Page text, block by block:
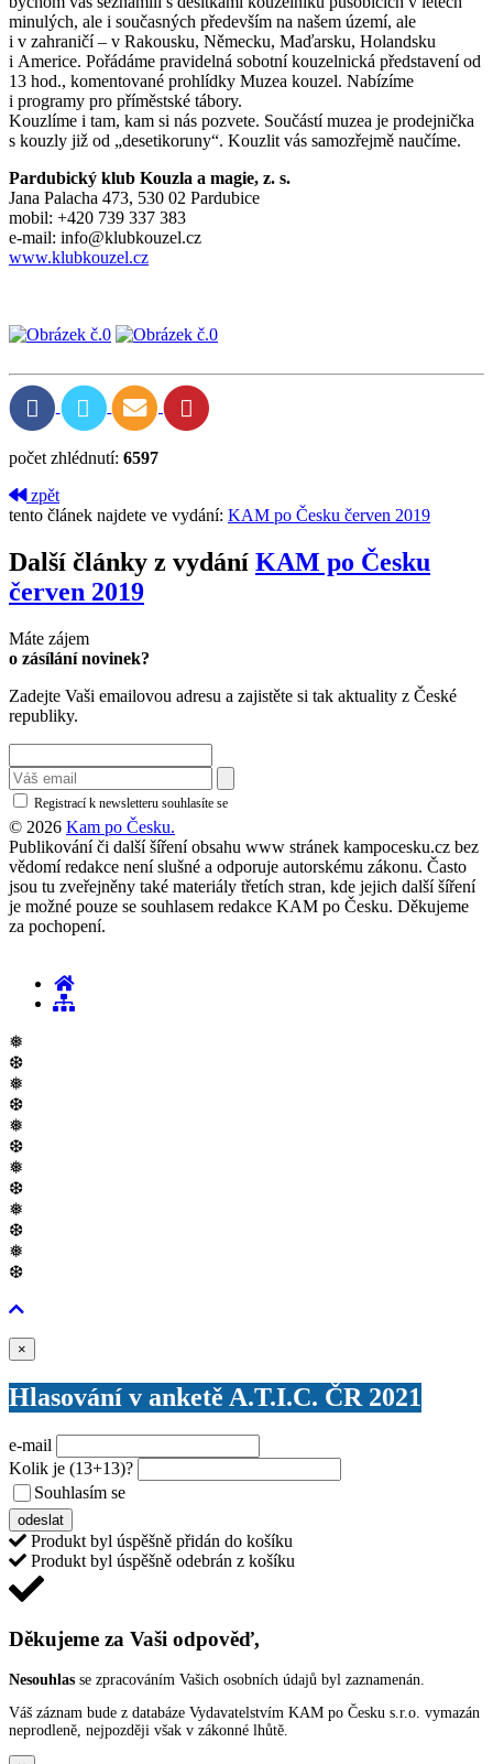
minulých, ale i současných především na našem území, ale
i v zahraničí – v Rakousku, Německu, Maďarsku, Holandsku
i Americe. Pořádáme pravidelná sobotní kouzelnická představení od
13 hod., komentované prohlídky Muzea kouzel. Nabízíme
i programy pro příměstské tábory.
Kouzlíme i tam, kam si nás pozvete. Součástí muzea je prodejnička
s kouzly již od „desetikoruny“. Kouzlit vás samozřejmě naučíme.
Pardubický klub Kouzla a magie, z. s.
Jana Palacha 473, 530 02 Pardubice
mobil: +420 739 337 383
e-mail: info@klubkouzel.cz
www.klubkouzel.cz
počet zhlédnutí: 6597
zpět
tento článek najdete ve vydání: KAM po Česku červen 2019
Další články z vydání KAM po Česku
červen 2019
Máte zájem
o zásílání novinek?
Zadejte Vaši emailovou adresu a zajistěte si tak aktuality z České
republiky.
Registrací k newsletteru souhlasíte se
© 2026 Kam po Česku.
Publikování či další šíření obsahu www stránek kampocesku.cz bez
vědomí redakce není slušné a odporuje autorskému zákonu. Často
jsou tu zveřejněny také materiály třetích stran, kde jejich další šíření
je možné pouze se souhlasem redakce KAM po Česku. Děkujeme
za pochopení.
❅
❆
❅
❆
❅
❆
❅
❆
❅
❆
❅
❆
×
Hlasování v anketě A.T.I.C. ČR 2021
e-mail
Kolik je (13+13)?
Souhlasím se
odeslat
Produkt byl úspěšně přidán do košíku
Produkt byl úspěšně odebrán z košíku
Děkujeme za Vaši odpověď,
Nesouhlas se zpracováním Vašich osobních údajů byl zaznamenán.
Váš záznam bude z databáze Vydavatelstvím KAM po Česku s.r.o. vymazán
neprodleně, nejpozději však v zákonné lhůtě.